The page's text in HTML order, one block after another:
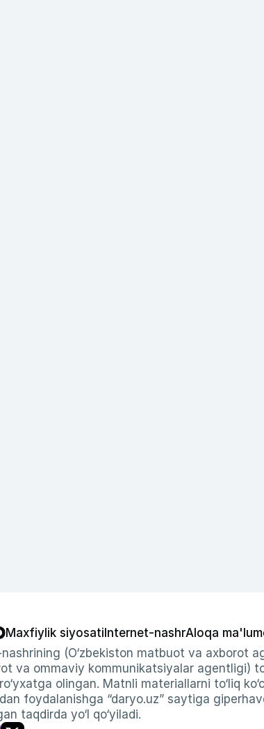
Maxfiylik siyosati Internet-nashrAloqa
(O‘zbekiston matbuot va axborot
va ommaviy kommunikatsiyalar agentligi)
olingan. Matnli materiallarni to‘liq
foydalanishga “daryo.uz” saytiga
taqdirda yo‘l qo‘yiladi.